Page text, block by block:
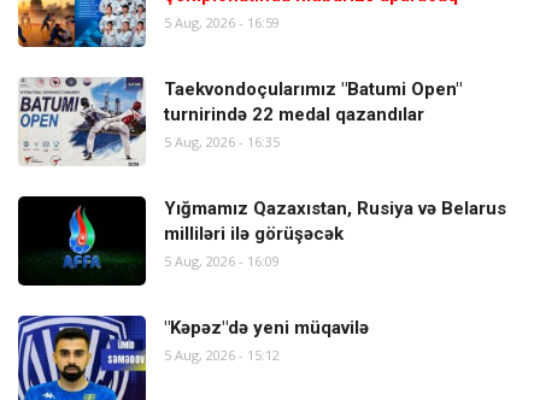
5 Aug, 2026 - 16:59
Taekvondoçularımız "Batumi Open"
turnirində 22 medal qazandılar
5 Aug, 2026 - 16:35
Yığmamız Qazaxıstan, Rusiya və Belarus
milliləri ilə görüşəcək
5 Aug, 2026 - 16:09
"Kəpəz"də yeni müqavilə
5 Aug, 2026 - 15:12